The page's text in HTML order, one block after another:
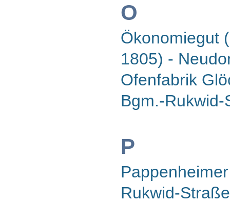
O
Ökonomiegut
1805) -
Ofenfabrik
Bgm.-
P
Rukwid-